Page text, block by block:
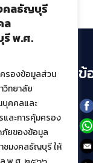
คลธัญบุรี
ล
รี พ.ศ.
ครองข้อมูลส่วน
วิทยาลัย
บุคคลและ
และการคุ้มครอง
ภัยของข้อมูล
ชมงคลธัญบุรี ให้
ศ
ง จังหวัด
ข้